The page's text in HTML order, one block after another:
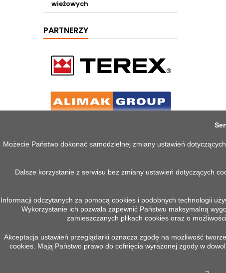
wieżowych
PARTNERZY
PRODUKTY
Promocje
Nowe produkty
Polityka
Możecie Państwo dokonać samodzielnej zmiany ustawień
Dalsze korzystanie z serwisu bez zmiany ustawień dotyczących
Informacji odczytanych za pomocą cookies i podobnych technologii
Wykorzystanie ich pozwala zapewnić Państwu maksymalną
zamieszczanych plikach cookies oraz o
Akceptacja ustawień przeglądarki oznacza zgodę na możliwość
cookies. Mają Państwo prawo do cofnięcia wyrażonej zgody w